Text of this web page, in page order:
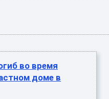
во время
доме в